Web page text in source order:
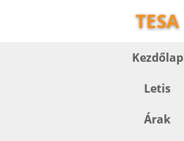
TESA
Kezdőlap
Letis
Árak